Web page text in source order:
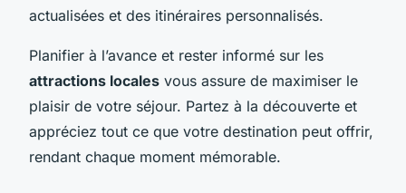
actualisées et des itinéraires personnalisés.
Planifier à l’avance et rester informé sur les
attractions locales vous assure de maximiser le
plaisir de votre séjour. Partez à la découverte et
appréciez tout ce que votre destination peut offrir,
rendant chaque moment mémorable.